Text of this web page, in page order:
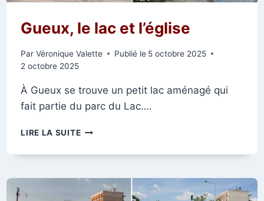
Gueux, le lac et l’église
Par Véronique Valette Publié le 5 octobre 2025
2 octobre 2025
À Gueux se trouve un petit lac aménagé qui
fait partie du parc du Lac….
LIRE LA SUITEGUEUX,
LAC
L’ÉGLISE